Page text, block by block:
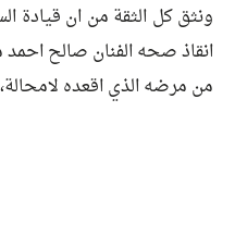
ونثق كل الثقة من ان قيادة
انقاذ صحه الفنان صالح
من مرضه الذي اقعده